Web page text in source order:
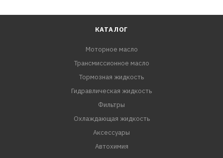
КАТАЛОГ
Моторное масло
Трансмиссионное масло
Тормозная жидкость
Гидравлическая жидкость
Фильтры
Охлаждающая жидкость
Аксессуары
Автохимия